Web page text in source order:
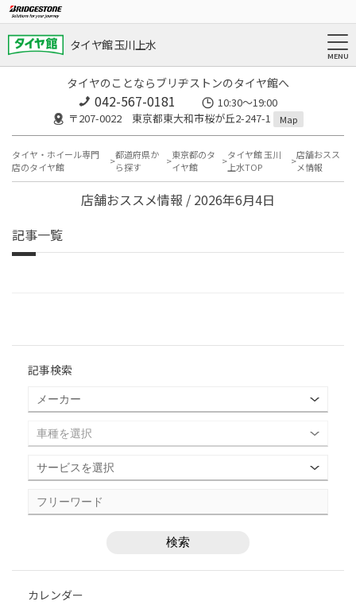
タイヤ館 玉川上水
タイヤのことならブリヂストンのタイヤ館へ
042-567-0181
10:30～19:00
〒207-0022 東京都東大和市桜が丘2-247-1
Map
タイヤ・ホイール専門
店のタイヤ館
都道府県か
ら探す
東京都のタ
イヤ館
タイヤ館 玉川
上水TOP
店舗おスス
メ情報
店舗おススメ情報 / 2026年6月4日
記事一覧
記事検索
カレンダー